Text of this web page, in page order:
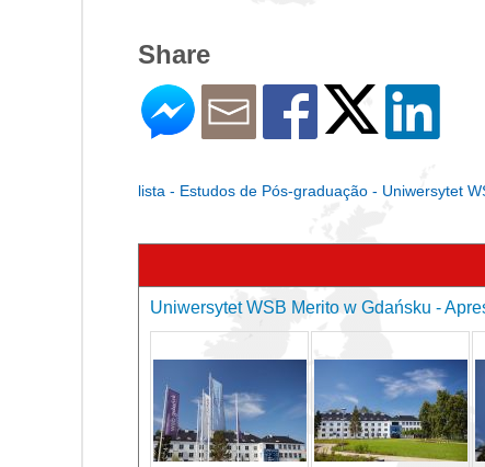
Share
lista - Estudos de Pós-graduação - Uniwersytet
Uniwersytet WSB Merito w Gdańsku -